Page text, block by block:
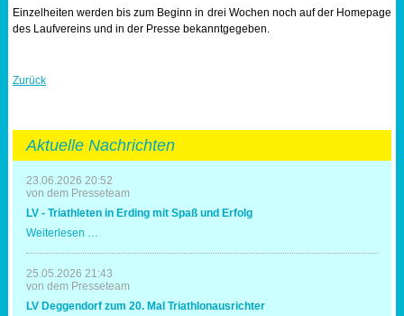
Einzelheiten werden bis zum Beginn in drei Wochen noch auf der Homepage
des Laufvereins und in der Presse bekanntgegeben.
Zurück
Aktuelle Nachrichten
23.06.2026 20:52
von dem Presseteam
LV - Triathleten in Erding mit Spaß und Erfolg
Weiterlesen …
Triathleten
in
Erding
Spaß
25.05.2026 21:43
von dem Presseteam
LV Deggendorf zum 20. Mal Triathlonausrichter